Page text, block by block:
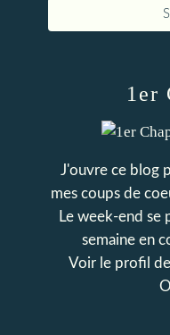
1er
J'ouvre ce blog
mes coups de
Le week-end se
semaine en
Voir le profil de